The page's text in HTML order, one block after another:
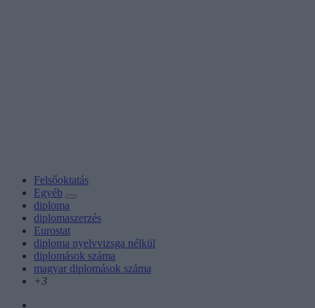
Felsőoktatás
Egyéb
diploma
diplomaszerzés
Eurostat
diploma nyelvvizsga nélkül
diplomások száma
magyar diplomások száma
+3